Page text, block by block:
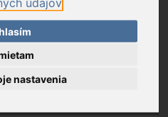
nastavenia
DO KOŠÍKA